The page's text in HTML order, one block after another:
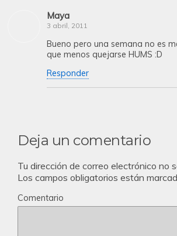
Maya
3 abril, 2011
Bueno pero una semana no es
que menos quejarse HUMS :D
Responder
Deja un comentario
Tu dirección de correo electrónico no
Los campos obligatorios están
Comentario